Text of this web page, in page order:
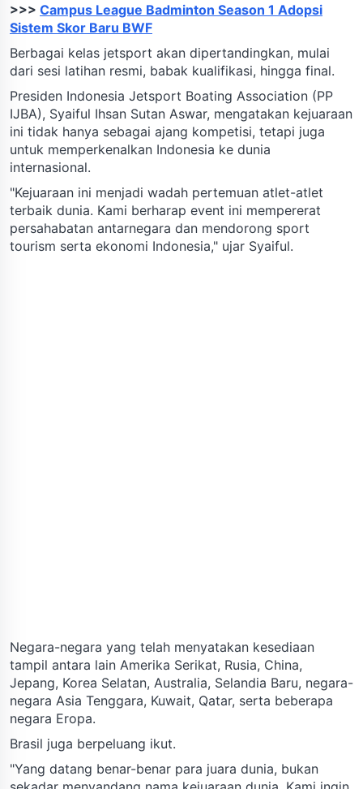
>>> Campus League Badminton Season 1 Adopsi
Sistem Skor Baru BWF
Berbagai kelas jetsport akan dipertandingkan, mulai
dari sesi latihan resmi, babak kualifikasi, hingga final.
Presiden Indonesia Jetsport Boating Association (PP
IJBA), Syaiful Ihsan Sutan Aswar, mengatakan kejuaraan
ini tidak hanya sebagai ajang kompetisi, tetapi juga
untuk memperkenalkan Indonesia ke dunia
internasional.
"Kejuaraan ini menjadi wadah pertemuan atlet-atlet
terbaik dunia. Kami berharap event ini mempererat
persahabatan antarnegara dan mendorong sport
tourism serta ekonomi Indonesia," ujar Syaiful.
Negara-negara yang telah menyatakan kesediaan
tampil antara lain Amerika Serikat, Rusia, China,
Jepang, Korea Selatan, Australia, Selandia Baru, negara-
negara Asia Tenggara, Kuwait, Qatar, serta beberapa
negara Eropa.
Brasil juga berpeluang ikut.
"Yang datang benar-benar para juara dunia, bukan